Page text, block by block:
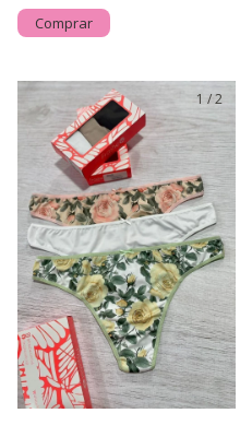
Comprar
1 /2